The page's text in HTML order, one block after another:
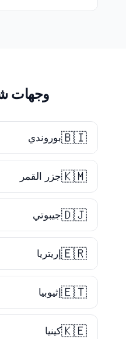
وجهات
🇧🇮بوروندي
🇰🇲جزر القمر
🇩🇯جيبوتي
🇪🇷 إريتريا
🇪🇹 إثيوبيا
🇰🇪كينيا